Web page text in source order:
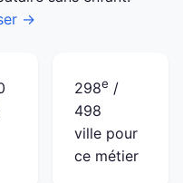
→
298e /
498
ville pour
ce métier